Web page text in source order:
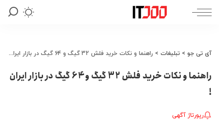
آی تی جو > تبلیغات > راهنما و نکات خرید فلش 32 گیگ و 64 گیگ در بازار ایران !
راهنما و نکات خرید فلش 32 گیگ و 64 گیگ در بازار ایران
!
رپورتاژ آگهی